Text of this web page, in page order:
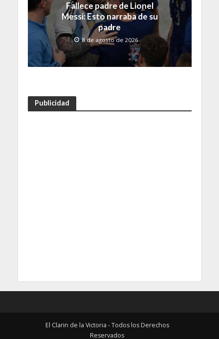
Fallece padre de Lionel
Messi: Esto narraba de su
padre
8 de agosto de 2026
Publicidad
El Clarin de la Victoria - Todos los Derechos
Reservados